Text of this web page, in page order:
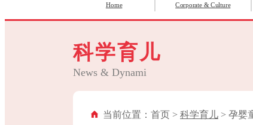
Home Corporate & Culture
科学育儿
News & Dynami
当前位置：首页 > 科学育儿 > 孕婴